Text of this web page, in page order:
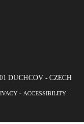
DUCHCOV - CZECH
-ACCESSIBILITY